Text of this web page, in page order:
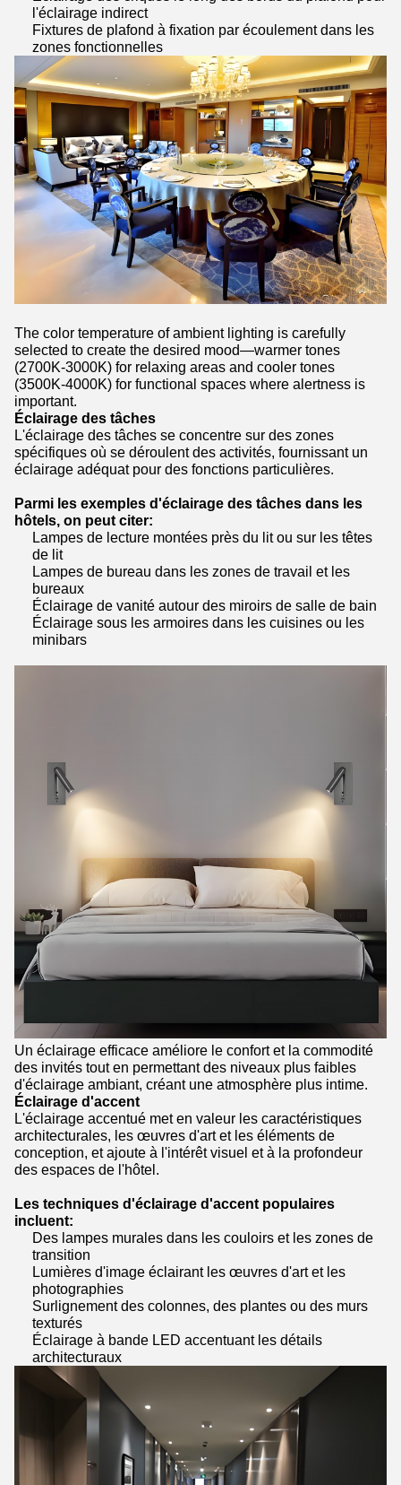
l'éclairage indirect
Fixtures de plafond à fixation par écoulement dans les
zones fonctionnelles
The color temperature of ambient lighting is carefully
selected to create the desired mood—warmer tones
(2700K-3000K) for relaxing areas and cooler tones
(3500K-4000K) for functional spaces where alertness is
important.
Éclairage des tâches
L'éclairage des tâches se concentre sur des zones
spécifiques où se déroulent des activités, fournissant un
éclairage adéquat pour des fonctions particulières.
Parmi les exemples d'éclairage des tâches dans les
hôtels, on peut citer:
Lampes de lecture montées près du lit ou sur les têtes
de lit
Lampes de bureau dans les zones de travail et les
bureaux
Éclairage de vanité autour des miroirs de salle de bain
Éclairage sous les armoires dans les cuisines ou les
minibars
Un éclairage efficace améliore le confort et la commodité
des invités tout en permettant des niveaux plus faibles
d'éclairage ambiant, créant une atmosphère plus intime.
Éclairage d'accent
L'éclairage accentué met en valeur les caractéristiques
architecturales, les œuvres d'art et les éléments de
conception, et ajoute à l'intérêt visuel et à la profondeur
des espaces de l'hôtel.
Les techniques d'éclairage d'accent populaires
incluent:
Des lampes murales dans les couloirs et les zones de
transition
Lumières d'image éclairant les œuvres d'art et les
photographies
Surlignement des colonnes, des plantes ou des murs
texturés
Éclairage à bande LED accentuant les détails
architecturaux